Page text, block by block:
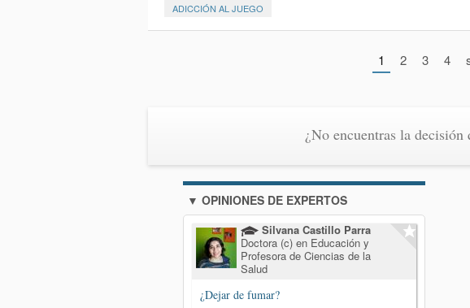
ADICCIÓN AL JUEGO
1 2 3 4
¿No encuentras la decisión
▼ OPINIONES DE EXPERTOS
Silvana Castillo Parra
Doctora (c) en Educación y
Profesora de Ciencias de la
Salud
¿Dejar de fumar?